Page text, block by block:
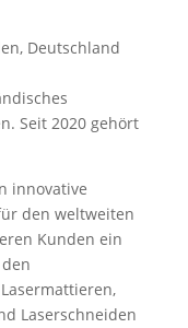
Deutschland
Seit 2020 gehört
innovative
den weltweiten
Kunden ein
Laserschneiden